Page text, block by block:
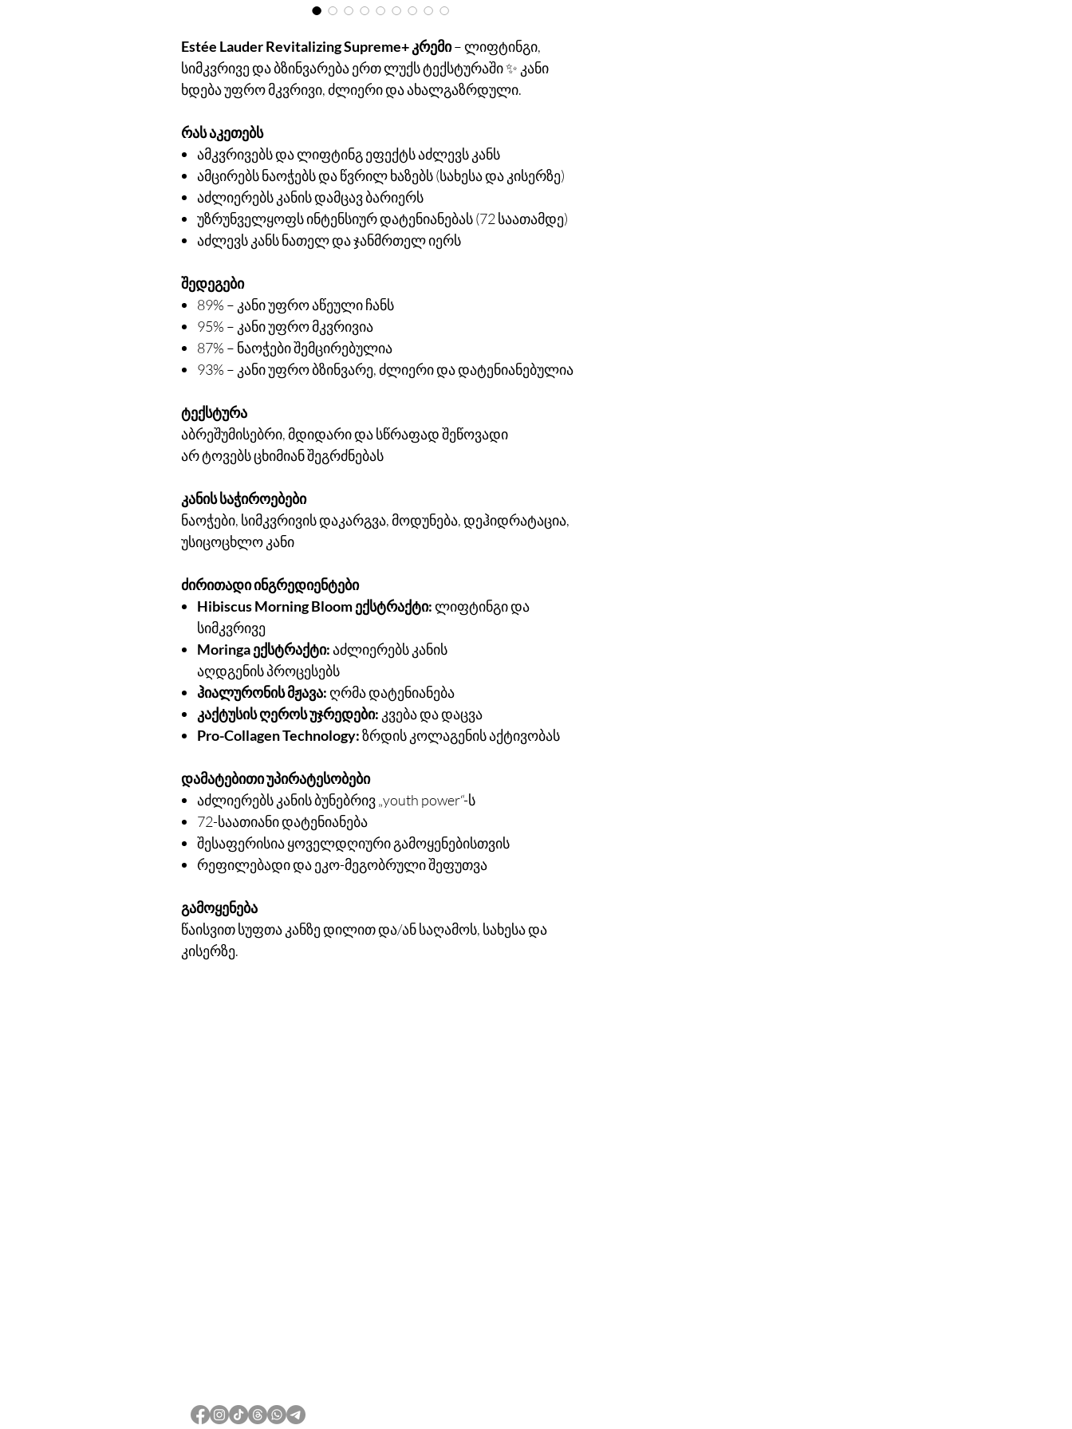
Estée Lauder Revitalizing Supreme+ კრემი– ლიფტინგი,
სიმკვრივე და ბზინვარება ერთ ლუქს ტექსტურაში ✨ კანი
ხდება უფრო მკვრივი, ძლიერი და ახალგაზრდული.
რას აკეთებს
ამკვრივებს და ლიფტინგ ეფექტს აძლევს კანს
ამცირებს ნაოჭებს და წვრილ ხაზებს (სახესა და კისერზე)
აძლიერებს კანის დამცავ ბარიერს
უზრუნველყოფს ინტენსიურ დატენიანებას (72 საათამდე)
აძლევს კანს ნათელ და ჯანმრთელ იერს
შედეგები
89% – კანი უფრო აწეული ჩანს
95% – კანი უფრო მკვრივია
87% – ნაოჭები შემცირებულია
93% – კანი უფრო ბზინვარე, ძლიერი და დატენიანებულია
ტექსტურა
აბრეშუმისებრი, მდიდარი და სწრაფად შეწოვადი
არ ტოვებს ცხიმიან შეგრძნებას
კანის საჭიროებები
ნაოჭები, სიმკვრივის დაკარგვა, მოდუნება, დეჰიდრატაცია,
უსიცოცხლო კანი
ძირითადი ინგრედიენტები
Hibiscus Morning Bloom ექსტრაქტი:ლიფტინგი და
სიმკვრივე
Moringa ექსტრაქტი:აძლიერებს კანის
აღდგენის პროცესებს
ჰიალურონის მჟავა:ღრმა დატენიანება
კაქტუსის ღეროს უჯრედები: კვება და დაცვა
Pro-Collagen Technology:ზრდის კოლაგენის აქტივობას
დამატებითი უპირატესობები
აძლიერებს კანის ბუნებრივ „youth power“-ს
72-საათიანი დატენიანება
შესაფერისია ყოველდღიური გამოყენებისთვის
რეფილებადი და ეკო-მეგობრული შეფუთვა
გამოყენება
წაისვით სუფთა კანზე დილით და/ან საღამოს, სახესა და
კისერზე.